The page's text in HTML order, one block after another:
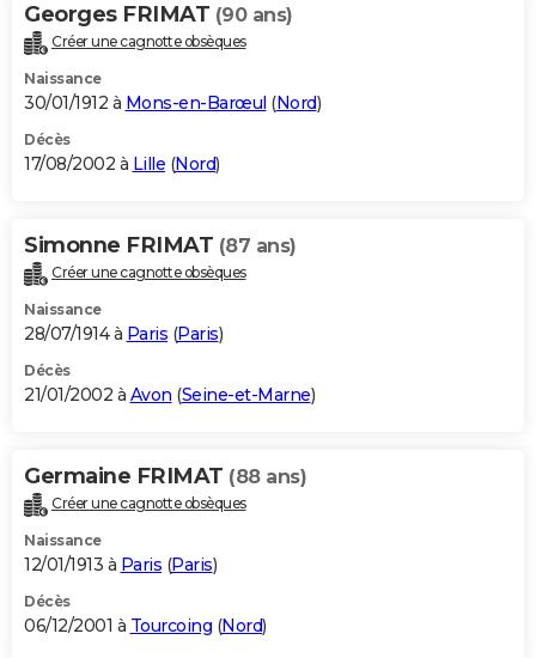
Georges FRIMAT (90 ans)
Créer une cagnotte obsèques
Naissance
30/01/1912 à Mons-en-Barœul (Nord)
Décès
17/08/2002 à Lille (Nord)
Simonne FRIMAT (87 ans)
Créer une cagnotte obsèques
Naissance
28/07/1914 à Paris (Paris)
Décès
21/01/2002 à Avon (Seine-et-Marne)
Germaine FRIMAT (88 ans)
Créer une cagnotte obsèques
Naissance
12/01/1913 à Paris (Paris)
Décès
06/12/2001 à Tourcoing (Nord)